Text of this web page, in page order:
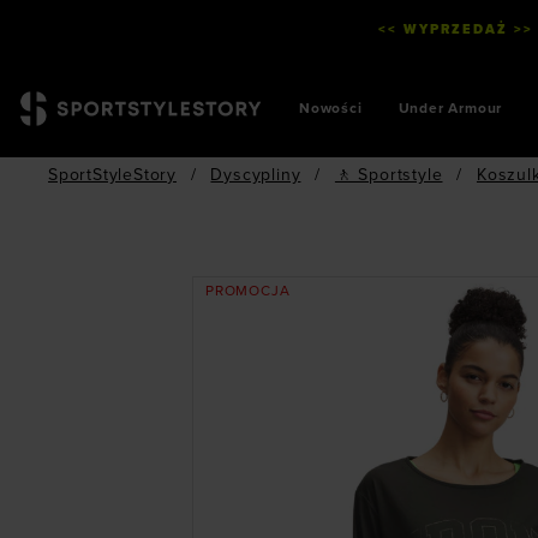
<< WYPRZEDAŻ
Nowości Under Armour
SportStyleStory / Dyscypliny / 🚶 Sportstyle /
PROMOCJA